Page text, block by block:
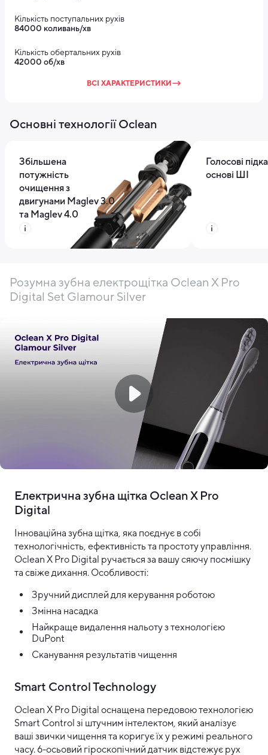
Кількість поступальних рухів
84000 коливань/хв
Кількість обертальних рухів
42000 об/хв
ВСІ ХАРАКТЕРИСТИКИ
Основні технології Oclean
Збільшена
потужність
очищення з
двигунами Maglev 3.0
та Maglev 4.0
Голосові
основі ШІ
Розумна зубна електрощітка Oclean X Pro
Digital Set Glamour Silver
Електрична зубна щітка Oclean X Pro
Digital
Інноваційна зубна щітка, яка поєднує в собі
технологічність, ефективність та простоту управління.
Oclean X Pro Digital ручається за вашу сяючу посмішку
та свіже дихання. Особливості:
Зручний дисплей для керування роботою
Змінна насадка
Найкраще видалення нальоту з технологією
DuPont
Сканування результатів чищення
Smart Control Technology
Oclean X Pro Digital оснащена передовою технологією
Smart Control зі штучним інтелектом, який аналізує
ваші звички чищення та коригує їх у режимі реального
часу. 6-осьовий гіроскопічний датчик відстежує рух